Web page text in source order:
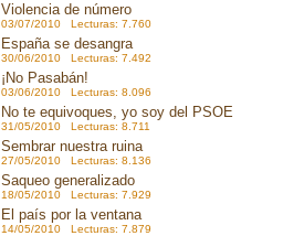
Violencia de número
03/07/2010 Lecturas: 7.760
España se desangra
30/06/2010 Lecturas: 7.492
¡No Pasabán!
03/06/2010 Lecturas: 8.096
No te equivoques, yo soy del PSOE
31/05/2010 Lecturas: 8.711
Sembrar nuestra ruina
27/05/2010 Lecturas: 8.136
Saqueo generalizado
18/05/2010 Lecturas: 7.929
El país por la ventana
14/05/2010 Lecturas: 7.879